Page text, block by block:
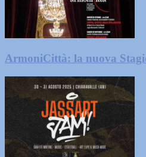
ArmoniCittà: la nuova